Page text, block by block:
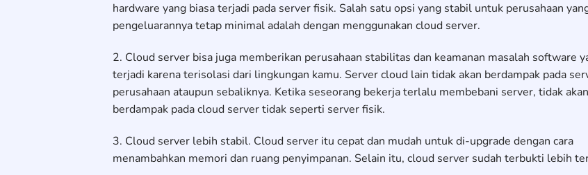
hardware yang biasa terjadi pada server fisik. Salah satu opsi yang stabil untuk perusahaan
pengeluarannya tetap minimal adalah dengan menggunakan cloud server.
2. Cloud server bisa juga memberikan perusahaan stabilitas dan keamanan masalah software
terjadi karena terisolasi dari lingkungan kamu. Server cloud lain tidak akan berdampak pada
perusahaan ataupun sebaliknya. Ketika seseorang bekerja terlalu membebani server, tidak akan
berdampak pada cloud server tidak seperti server fisik.
3. Cloud server lebih stabil. Cloud server itu cepat dan mudah untuk di-upgrade dengan cara
menambahkan memori dan ruang penyimpanan. Selain itu, cloud server sudah terbukti lebih